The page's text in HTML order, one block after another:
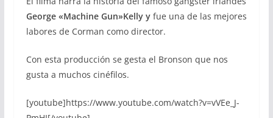
George «Machine Gun»Kelly yfue una de las mejores
labores de Corman como director.
Con esta producción se gesta el Bronson que nos
gusta a muchos cinéfilos.
[youtube]https://www.youtube.com/watch?v=vVEe_J-